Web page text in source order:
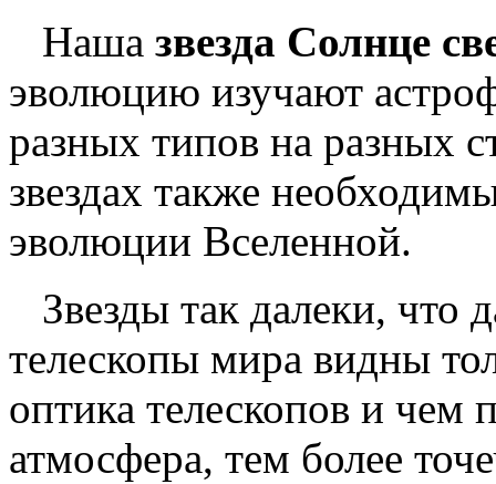
Наша звезда Солнце
эволюцию изучают
разных типов на разных
звездах также
эволюции Вселенной.
Звезды так далеки, что
телескопы мира видны
оптика телескопов и чем
атмосфера, тем более